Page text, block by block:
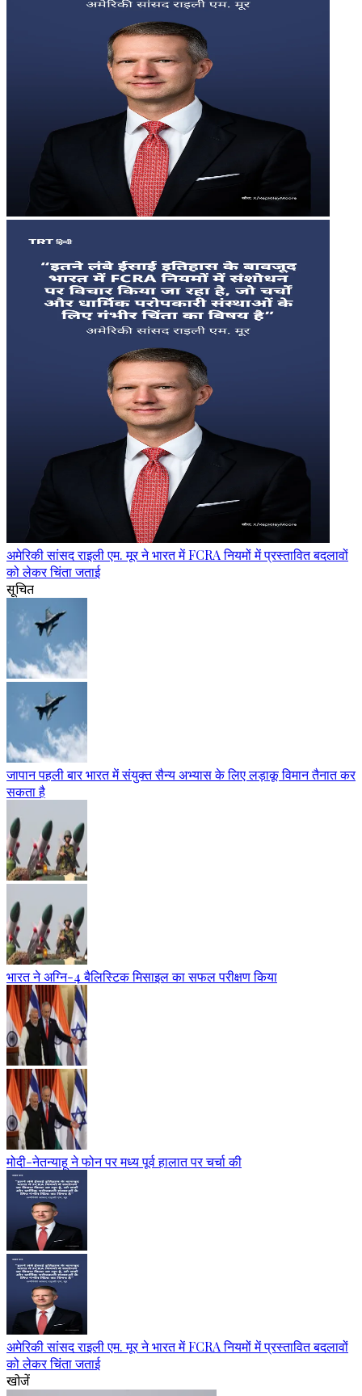
अमेरिकी सांसद राइली एम. मूर ने भारत में FCRA नियमों में प्रस्तावित बदलावों
को लेकर चिंता जताई
सूचित
जापान पहली बार भारत में संयुक्त सैन्य अभ्यास के लिए लड़ाकू विमान तैनात कर
सकता है
भारत ने अग्नि-4 बैलिस्टिक मिसाइल का सफल परीक्षण किया
मोदी-नेतन्याहू ने फोन पर मध्य पूर्व हालात पर चर्चा की
अमेरिकी सांसद राइली एम. मूर ने भारत में FCRA नियमों में प्रस्तावित बदलावों
को लेकर चिंता जताई
खोजें